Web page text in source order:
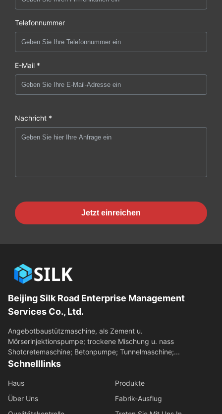
Telefonnummer
E-Mail *
Nachricht *
Jetzt einreichen
Beijing Silk Road Enterprise Management
Services Co., Ltd.
Angebotbaustützmaschine, als Zement u.
Mörserinjektionspumpe; trockene Mischung u. nass
Shotcretemaschine; Betonpumpe; Tunnelmaschine;...
Schnelllinks
Haus
Produkte
Über Uns
Fabrik-Ausflug